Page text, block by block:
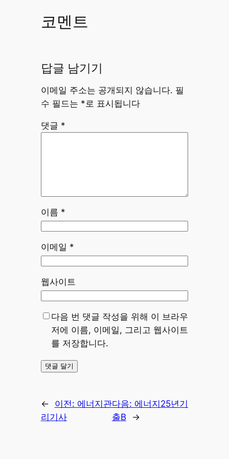
코멘트
답글 남기기
이메일 주소는 공개되지 않습니다. 필
수 필드는 *로 표시됩니다
댓글 *
이름 *
이메일 *
웹사이트
다음 번 댓글 작성을 위해 이 브라우
저에 이름, 이메일, 그리고 웹사이트
를 저장합니다.
← 이전: 에너지관
리기사
다음: 에너지25년기
출B
→